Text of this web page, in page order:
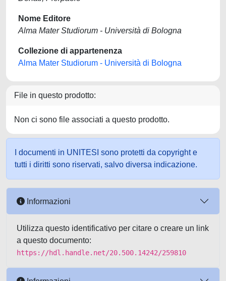
Nome Editore
Alma Mater Studiorum - Università di Bologna
Collezione di appartenenza
Alma Mater Studiorum - Università di Bologna
File in questo prodotto:
Non ci sono file associati a questo prodotto.
I documenti in UNITESI sono protetti da copyright e
tutti i diritti sono riservati, salvo diversa indicazione.
Informazioni
Utilizza questo identificativo per citare o creare un link
a questo documento:
https://hdl.handle.net/20.500.14242/259810